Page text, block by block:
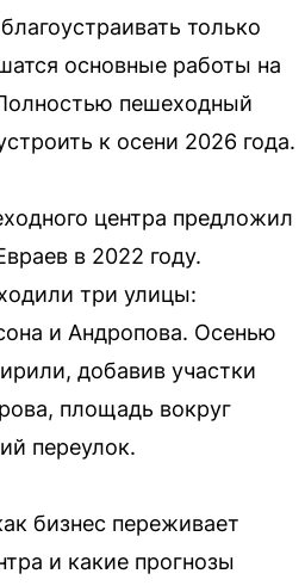
только
основные работы на
пешеходный
к осени 2026 года.
центра предложил
в 2022 году.
три улицы:
и Андропова. Осенью
добавив участки
площадь вокруг
переулок.
бизнес переживает
и какие прогнозы